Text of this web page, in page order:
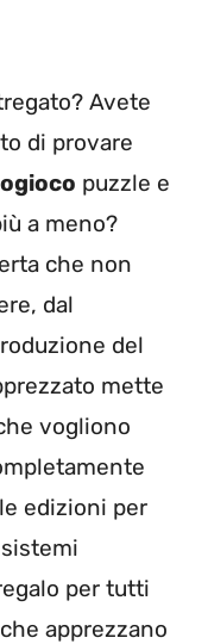
Avete
di provare
puzzle e
a meno?
che non
dal
del
mette
vogliono
edizioni per
per tutti
apprezzano